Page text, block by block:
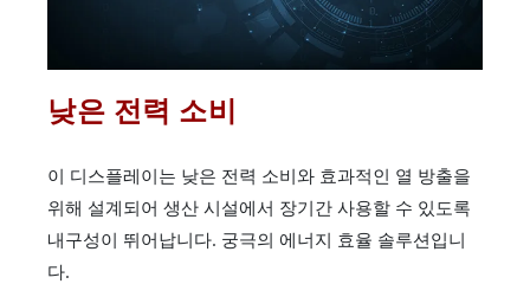
낮은 전력 소비
이 디스플레이는 낮은 전력 소비와 효과적인 열 방출을
위해 설계되어 생산 시설에서 장기간 사용할 수 있도록
내구성이 뛰어납니다. 궁극의 에너지 효율 솔루션입니
다.